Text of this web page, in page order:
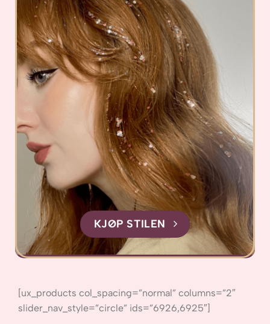
KJØP STILEN
[ux_products col_spacing=”normal” columns=”2″
slider_nav_style=”circle” ids=”6926,6925″]